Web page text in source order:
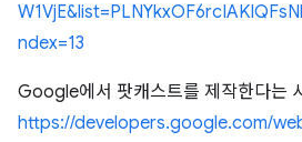
ndex=13
Google에서 팟캐스트를 제작한다는
https://developers.google.com/